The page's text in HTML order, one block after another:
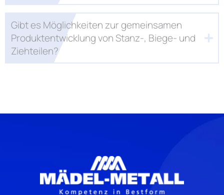
Gibt es Möglichkeiten zur gemeinsamen
Produktentwicklung von Stanz-, Biege- und
Ziehteilen?